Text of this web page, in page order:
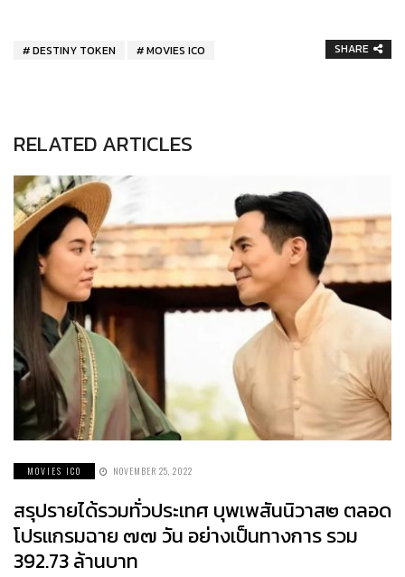
DESTINY TOKEN MOVIES ICO SHARE
RELATED ARTICLES
MOVIES ICO NOVEMBER 25, 2022
สรุปรายได้รวมทั่วประเทศ บุพเพสันนิวาส๒ ตลอด
โปรแกรมฉาย ๗๗ วัน อย่างเป็นทางการ รวม
392.73 ล้านบาท